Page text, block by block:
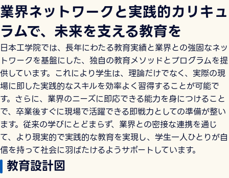
業界ネットワークと実践的カリキュ
ラムで、未来を支える教育を
日本工学院では、長年にわたる教育実績と業界との強固なネッ
トワークを基盤にした、独自の教育メソッドとプログラムを提
供しています。これにより学生は、理論だけでなく、実際の現
場に即した実践的なスキルを効率よく習得することが可能で
す。さらに、業界のニーズに即応できる能力を身につけること
で、卒業後すぐに現場で活躍できる即戦力としての準備が整い
ます。従来の学びにとどまらず、業界との密接な連携を通じ
て、より現実的で実践的な教育を実現し、学生一人ひとりが自
信を持って社会に羽ばたけるようサポートしています。
教育設計図